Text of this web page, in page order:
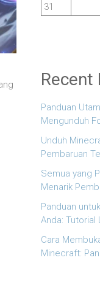
31
Recent
Panduan
Mengunduh
Unduh
Pembaruan
Semua yang
Menarik
Panduan
Anda: Tutorial
Cara
Minecraft: